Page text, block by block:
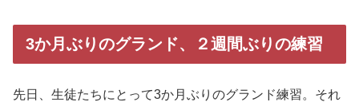
3か月ぶりのグランド、２週間ぶりの練習
先日、生徒たちにとって3か月ぶりのグランド練習。それ